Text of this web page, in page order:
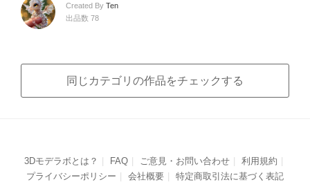
Created By Ten
出品数 78
同じカテゴリの作品をチェックする
3Dモデラボとは？ FAQ ご意見・お問い合わせ
利用規約
プライバシーポリシー
会社概要 特定商取引法に基づく表記